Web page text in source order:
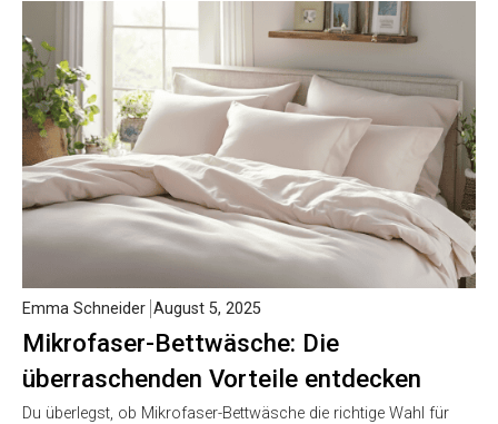
Mikrofaser-Bettwäsche: Die
überraschenden Vorteile entdecken
Emma Schneider August 5, 2025
Du überlegst, ob Mikrofaser-Bettwäsche die richtige Wahl für